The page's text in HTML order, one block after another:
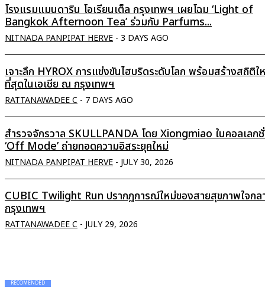
โรงแรมแมนดาริน โอเรียนเต็ล กรุงเทพฯ เผยโฉม ‘Light of
Bangkok Afternoon Tea’ ร่วมกับ Parfums...
NITNADA PANPIPAT HERVE - 3 DAYS AGO
เจาะลึก HYROX การแข่งขันไฮบริดระดับโลก พร้อมสร้างสถิติ
ที่สุดในเอเชีย ณ กรุงเทพฯ
RATTANAWADEE C - 7 DAYS AGO
สำรวจจักรวาล SKULLPANDA โดย Xiongmiao ในคอลเลก
‘Off Mode’ ถ่ายทอดความอิสระยุคใหม่
NITNADA PANPIPAT HERVE - JULY 30, 2026
CUBIC Twilight Run ปรากฏการณ์ใหม่ของสายสุขภาพใจกล
กรุงเทพฯ
RATTANAWADEE C - JULY 29, 2026
RECOMENDED